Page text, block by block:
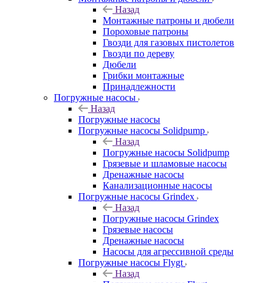
Назад
Монтажные патроны и дюбели
Пороховые патроны
Гвозди для газовых пистолетов
Гвозди по дереву
Дюбели
Грибки монтажные
Принадлежности
Погружные насосы
Назад
Погружные насосы
Погружные насосы Solidpump
Назад
Погружные насосы Solidpump
Грязевые и шламовые насосы
Дренажные насосы
Канализационные насосы
Погружные насосы Grindex
Назад
Погружные насосы Grindex
Грязевые насосы
Дренажные насосы
Насосы для агрессивной среды
Погружные насосы Flygt
Назад